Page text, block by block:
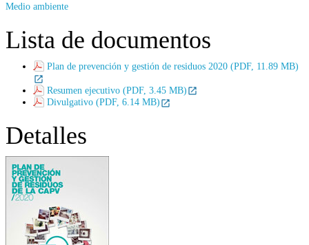
Medio ambiente
Lista de documentos
Plan de prevención y gestión de residuos 2020 (PDF, 11.89 MB)
Resumen ejecutivo (PDF, 3.45 MB)
Divulgativo (PDF, 6.14 MB)
Detalles